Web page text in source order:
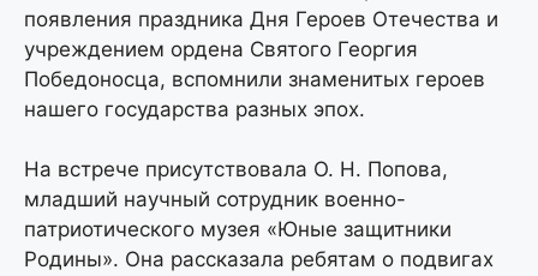
появления праздника Дня Героев Отечества и
учреждением ордена Святого Георгия
Победоносца, вспомнили знаменитых героев
нашего государства разных эпох.
На встрече присутствовала О. Н. Попова,
младший научный сотрудник военно-
патриотического музея «Юные защитники
Родины». Она рассказала ребятам о подвигах